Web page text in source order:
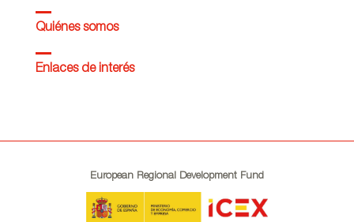
Quiénes somos
Enlaces de interés
European Regional Development Fund